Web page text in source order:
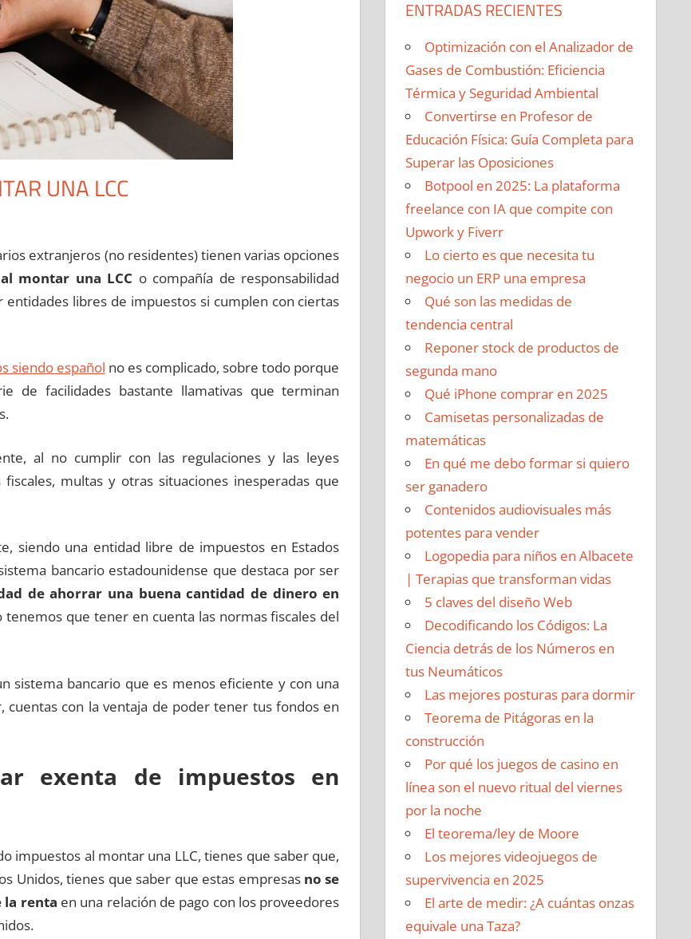
UNA LCC
extranjeros (no residentes) tienen varias opciones
montar una LCC o compañía de responsabilidad
libres de impuestos si cumplen con ciertas
siendo español no es complicado, sobre todo porque
de facilidades bastante llamativas que terminan
al no cumplir con las regulaciones y las leyes
multas y otras situaciones inesperadas que
siendo una entidad libre de impuestos en Estados
bancario estadounidense que destaca por ser
de ahorrar una buena cantidad de dinero en
tenemos que tener en cuenta las normas fiscales del
sistema bancario que es menos eficiente y con una
con la ventaja de poder tener tus fondos en
exenta de impuestos en
impuestos al montar una LLC, tienes que saber que,
Unidos, tienes que saber que estas empresas no se
la renta en una relación de pago con los proveedores
ENTRADAS RECIENTES
Optimización con el Analizador de
Gases de Combustión: Eficiencia
Térmica y Seguridad Ambiental
Convertirse en Profesor de
Educación Física: Guía Completa para
Superar las Oposiciones
Botpool en 2025: La plataforma
freelance con IA que compite con
Upwork y Fiverr
Lo cierto es que necesita tu
negocio un ERP una empresa
Qué son las medidas de
tendencia central
Reponer stock de productos de
segunda mano
Qué iPhone comprar en 2025
Camisetas personalizadas de
matemáticas
En qué me debo formar si quiero
ser ganadero
Contenidos audiovisuales más
potentes para vender
Logopedia para niños en Albacete
| Terapias que transforman vidas
5 claves del diseño Web
Decodificando los Códigos: La
Ciencia detrás de los Números en
tus Neumáticos
Las mejores posturas para dormir
Teorema de Pitágoras en la
construcción
Por qué los juegos de casino en
línea son el nuevo ritual del viernes
por la noche
El teorema/ley de Moore
Los mejores videojuegos de
supervivencia en 2025
El arte de medir: ¿A cuántas onzas
equivale una Taza?